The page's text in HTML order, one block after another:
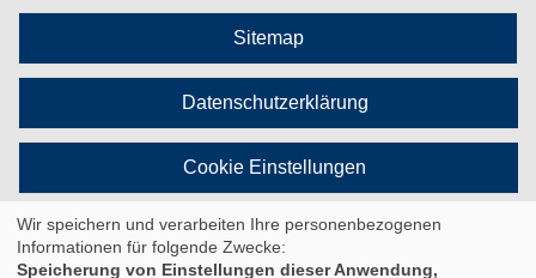
Sitemap
Datenschutzerklärung
Cookie Einstellungen
Vertrag widerrufen
Wir speichern und verarbeiten Ihre personenbezogenen
Informationen für folgende Zwecke:
Speicherung von Einstellungen dieser Anwendung,